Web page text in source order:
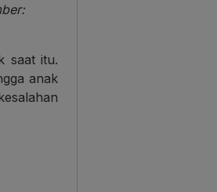
saat itu.
anak